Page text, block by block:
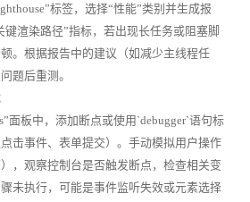
标签，选择“性能”类别并生成报
键渲染路径”指标，若出现长任务或阻塞脚
。根据报告中的建议（如减少主线程任
题后重测。
面板中，添加断点或使用`debugger`语句标
击事件、表单提交）。手动模拟用户操作
，观察控制台是否触发断点，检查相关变
未执行，可能是事件监听失效或元素选择